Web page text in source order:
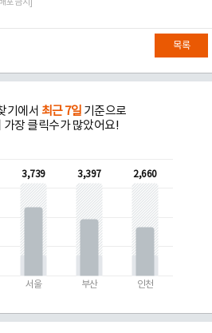
목록
기에서 최근 7일 기준으로
가장 클릭수가 많았어요!
3,739
서울
3,397
부산
2,660
인천